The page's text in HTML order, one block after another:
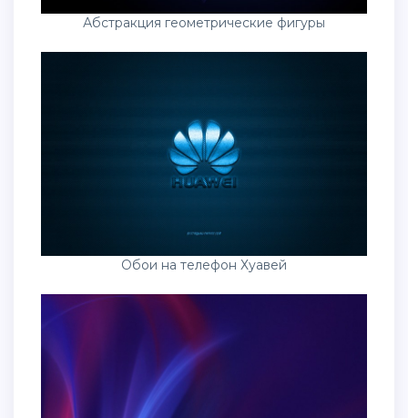
Абстракция геометрические фигуры
Обои на телефон Хуавей